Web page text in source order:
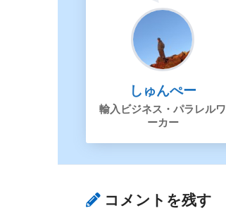
しゅんぺー
輸入ビジネス・パラレルワ
ーカー
コメントを残す